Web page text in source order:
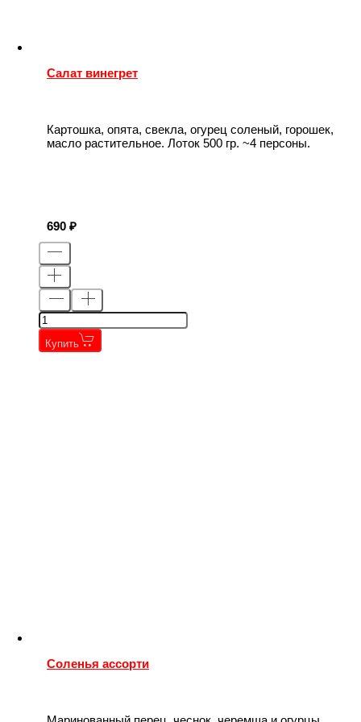
Салат винегрет
Картошка, опята, свекла, огурец соленый, горошек,
масло растительное. Лоток 500 гр. ~4 персоны.
690
Купить
Соленья ассорти